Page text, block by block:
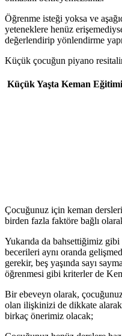
Öğrenme isteği yoksa ve
yeteneklere henüz
değerlendirip yönlendirme
Küçük çocuğun piyano
Küçük Yaşta Keman
Çocuğunuz için keman
birden fazla faktöre bağlı
Yukarıda da bahsettiğimiz
becerileri aynı oranda
gerekir, beş yaşında sayı
öğrenmesi gibi kriterler de
Bir ebeveyn olarak,
olan ilişkinizi de dikkate
birkaç önerimiz olacak;